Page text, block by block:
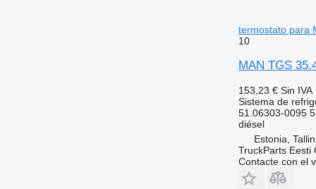
termostato para
10
MAN TGS
153,23 € Sin IVA
Sistema de
51.06303-0095
diésel
Estonia,
TruckParts Eesti
Contacte con el